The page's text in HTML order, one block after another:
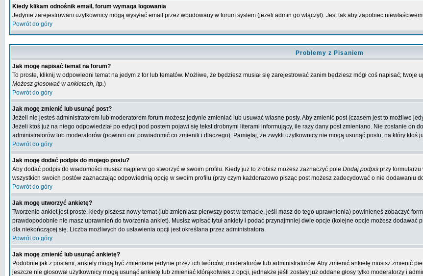
Kiedy klikam odnośnik email, forum wymaga logowania
Jedynie zarejestrowani użytkownicy mogą wysyłać email przez wbudowany w forum system (jeżeli admin go włączył). Jest tak aby zapobiec
Powrót do góry
Problemy z Pisaniem
Jak mogę napisać temat na forum?
To proste, kliknij w odpowiedni temat na jedym z for lub tematów. Możliwe, że będziesz musiał się zarejestrować zanim będziesz mógł coś napisać;
Możesz głosować w ankietach, itp.)
Powrót do góry
Jak mogę zmienić lub usunąć post?
Jeżeli nie jesteś administratorem lub moderatorem forum możesz jedynie zmieniać lub usuwać własne posty. Aby zmienić post (czasem jest to możliwe
Jeżeli ktoś już na niego odpowiedział po edycji pod postem pojawi się tekst drobnymi literami informujący, ile razy dany post zmieniano. Nie zostanie on
administratorów lub moderatorów (powinni oni powiadomić co zmienili i dlaczego). Pamiętaj, że zwykli użytkownicy nie mogą usunąć postu, na który ktoś
Powrót do góry
Jak mogę dodać podpis do mojego postu?
Aby dodać podpis do wiadomości musisz najpierw go stworzyć w swoim profilu. Kiedy już to zrobisz możesz zaznaczyć pole Dodaj podpis przy formularzu
wszystkich swoich postów zaznaczając odpowiednią opcję w swoim profilu (przy czym każdorazowo pisząc post możesz zadecydować o nie dodawaniu
Powrót do góry
Jak mogę utworzyć ankietę?
Tworzenie ankiet jest proste, kiedy piszesz nowy temat (lub zmieniasz pierwszy post w temacie, jeśli masz do tego uprawnienia) powinieneś zobaczyć
prawdopodobnie nie masz uprawnień do tworzenia ankiet). Musisz wpisać tytuł ankiety i podać przynajmniej dwie opcje (kolejne opcje możesz dodawać
dla niekończącej się. Liczba możliwych do ustawienia opcji jest określana przez administratora.
Powrót do góry
Jak mogę zmienić lub usunąć ankietę?
Podobnie jak z postami, ankiety mogą być zmieniane jedynie przez ich twórców, moderatorów lub administratorów. Aby zmienić ankietę musisz zmienić
jeszcze nie głosował użytkownicy mogą usunąć ankietę lub zmieniać którąkolwiek z opcji, jednakże jeśli zostały już oddane głosy tylko moderatorzy i